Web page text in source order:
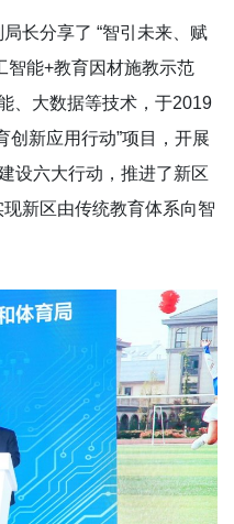
长分享了 “智引未来、赋
能+教育因材施教示范
、大数据等技术，于2019
创新应用行动”项目，开展
设六大行动，推进了新区
新区由传统教育体系向智